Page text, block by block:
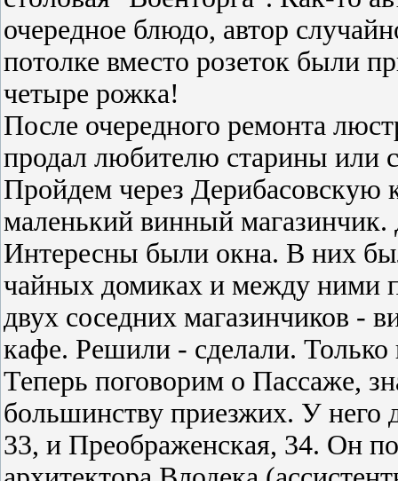
очередное блюдо, автор
потолке вместо розеток были
четыре рожка!
После очередного ремонта
продал любителю старины или
Пройдем через Дерибасовскую
маленький винный магазинчик.
Интересны были окна. В них
чайных домиках и между ними
двух соседних магазинчиков -
кафе. Решили - сделали. Только
Теперь поговорим о Пассаже,
большинству приезжих. У него
33, и Преображенская, 34. Он